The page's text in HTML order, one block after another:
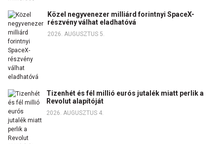
Közel negyvenezer milliárd forintnyi SpaceX-
részvény válhat eladhatóvá
2026. AUGUSZTUS 5.
Tizenhét és fél millió eurós jutalék miatt perlik a
Revolut alapítóját
2026. AUGUSZTUS 4.